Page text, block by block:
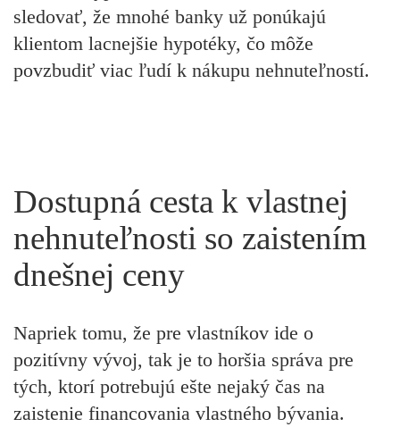
sledovať, že mnohé banky už ponúkajú
klientom lacnejšie hypotéky, čo môže
povzbudiť viac ľudí k nákupu nehnuteľností.
Dostupná cesta k vlastnej
nehnuteľnosti so zaistením
dnešnej ceny
Napriek tomu, že pre vlastníkov ide o
pozitívny vývoj, tak je to horšia správa pre
tých, ktorí potrebujú ešte nejaký čas na
zaistenie financovania vlastného bývania.